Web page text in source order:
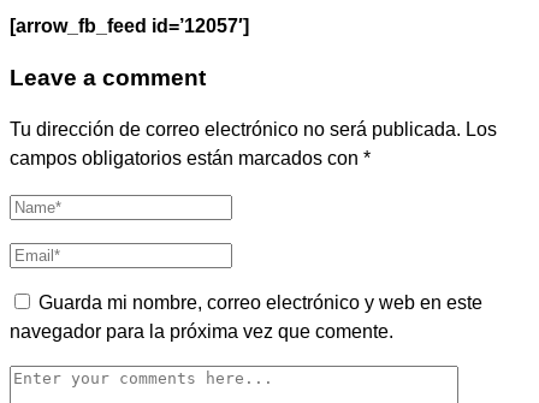
[arrow_fb_feed id=’12057′]
Leave a comment
Tu dirección de correo electrónico no será publicada. Los
campos obligatorios están marcados con *
Guarda mi nombre, correo electrónico y web en este
navegador para la próxima vez que comente.